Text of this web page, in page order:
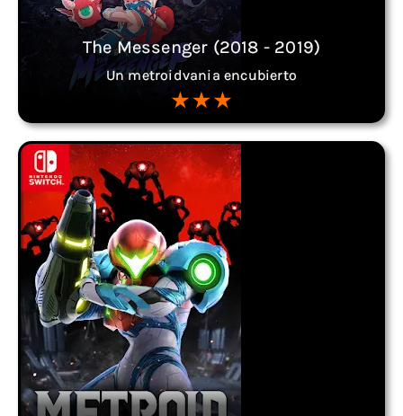
The Messenger (2018 - 2019)
Un metroidvania encubierto